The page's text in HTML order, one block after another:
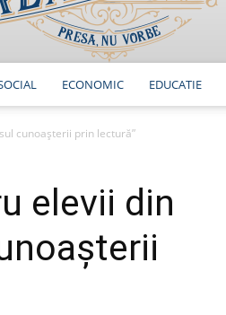
ECONOMIC EDUCATIE
cunoașterii prin lectură”
elevii din